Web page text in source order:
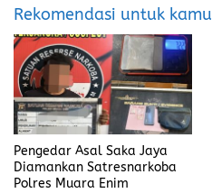
Rekomendasi untuk kamu
Pengedar Asal Saka Jaya
Diamankan Satresnarkoba
Polres Muara Enim